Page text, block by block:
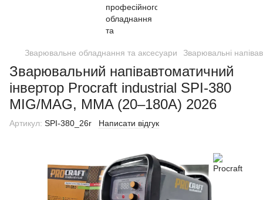
Зварювальне обладнання та аксесуари Зварювальні
Зварювальний напівавтоматичний
інвертор Procraft industrial SPI-380
MIG/MAG, MMA (20–180А) 2026
Артикул: SPI-380_26r Написати відгук